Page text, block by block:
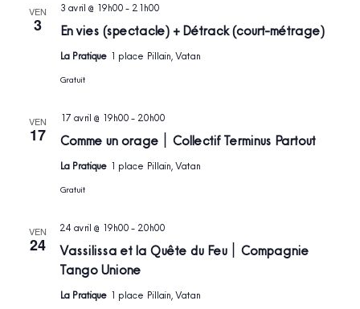
VEN
3 En vies (spectacle) + Détrack (court-métrage)
3 avril @ 19h00- 21h00
La Pratique 1 place Pillain, Vatan
Gratuit
VEN
17 Comme un orage ׀ Collectif Terminus Partout
17 avril @ 19h00- 20h00
La Pratique 1 place Pillain, Vatan
Gratuit
VEN
24
Vassilissa et la Quête du Feu ׀ Compagnie
Tango Unione
24 avril @ 19h00- 20h00
La Pratique 1 place Pillain, Vatan